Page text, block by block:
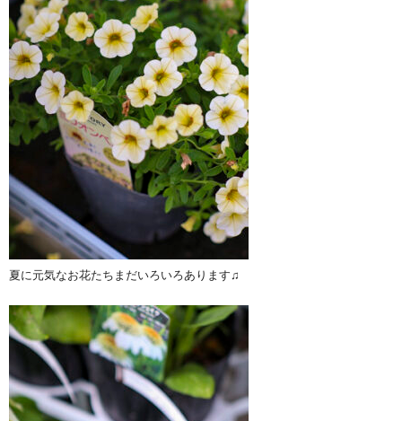
夏に元気なお花たちまだいろいろあります♫